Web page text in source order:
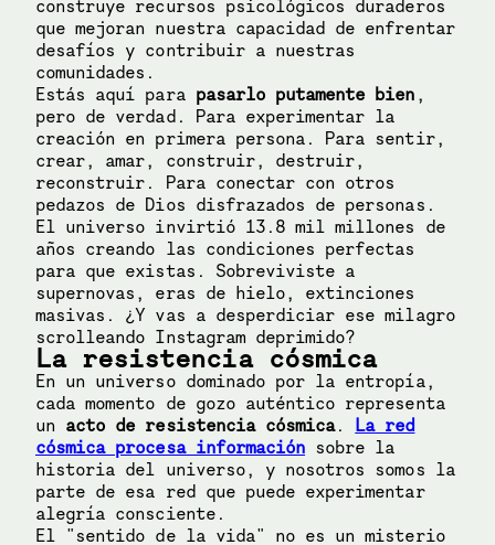
construye recursos psicológicos duraderos
que mejoran nuestra capacidad de enfrentar
desafíos y contribuir a nuestras
comunidades.
Estás aquí para pasarlo putamente bien ,
pero de verdad. Para experimentar la
creación en primera persona. Para sentir,
crear, amar, construir, destruir,
reconstruir. Para conectar con otros
pedazos de Dios disfrazados de personas.
El universo invirtió 13.8 mil millones de
años creando las condiciones perfectas
para que existas. Sobreviviste a
supernovas, eras de hielo, extinciones
masivas. ¿Y vas a desperdiciar ese milagro
scrolleando Instagram deprimido?
La resistencia cósmica
En un universo dominado por la entropía,
cada momento de gozo auténtico representa
un acto de resistencia cósmica. La red
cósmica procesa información sobre la
historia del universo, y nosotros somos la
parte de esa red que puede experimentar
alegría consciente.
El "sentido de la vida" no es un misterio